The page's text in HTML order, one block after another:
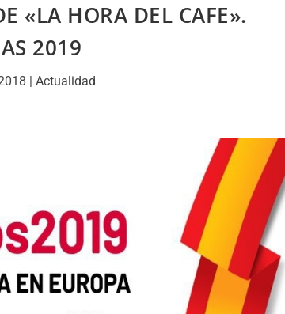
«LA HORA DEL CAFE».
2019
| Actualidad